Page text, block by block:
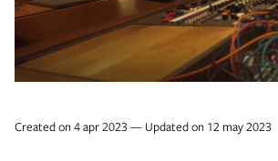
Created on 4 apr 2023 — Updated on 12 may 2023